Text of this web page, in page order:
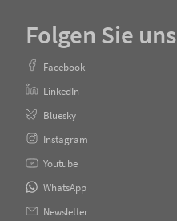
Folgen Sie uns
Facebook
LinkedIn
Bluesky
Instagram
Youtube
WhatsApp
Newsletter